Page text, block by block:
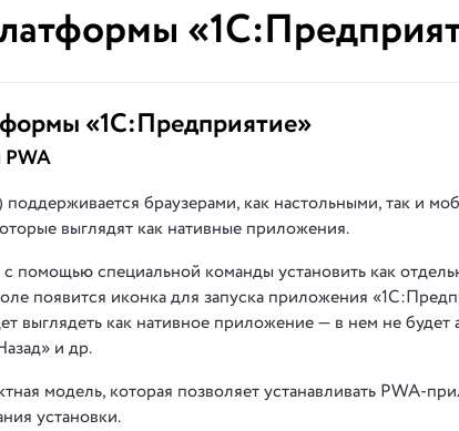
«1С:Предприятие»
PWA
браузерами, как настольными, так и
выглядят как нативные приложения.
специальной команды установить как
появится иконка для запуска приложения
выглядеть как нативное приложение — в нем не будет
и др.
модель, которая позволяет устанавливать PWA-
установки.